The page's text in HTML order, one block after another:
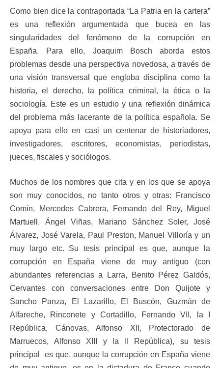
Como bien dice la contraportada “La Patria en la cartera”
es una reflexión argumentada que bucea en las
singularidades del fenómeno de la corrupción en
España. Para ello, Joaquim Bosch aborda estos
problemas desde una perspectiva novedosa, a través de
una visión transversal que engloba disciplina como la
historia, el derecho, la política criminal, la ética o la
sociología. Este es un estudio y una reflexión dinámica
del problema más lacerante de la política española. Se
apoya para ello en casi un centenar de historiadores,
investigadores, escritores, economistas, periodistas,
jueces, fiscales y sociólogos.
Muchos de los nombres que cita y en los que se apoya
son muy conocidos, no tanto otros y otras: Francisco
Comín, Mercedes Cabrera, Fernando del Rey, Miguel
Martuell, Ángel Viñas, Mariano Sánchez Soler, José
Álvarez, José Varela, Paul Preston, Manuel Villoría y un
muy largo etc. Su tesis principal es que, aunque la
corrupción en España viene de muy antiguo (con
abundantes referencias a Larra, Benito Pérez Galdós,
Cervantes con conversaciones entre Don Quijote y
Sancho Panza, El Lazarillo, El Buscón, Guzmán de
Alfareche, Rinconete y Cortadillo, Fernando VII, la I
República, Cánovas, Alfonso XII, Protectorado de
Marruecos, Alfonso XIII y la II República), su tesis
principal es que, aunque la corrupción en España viene